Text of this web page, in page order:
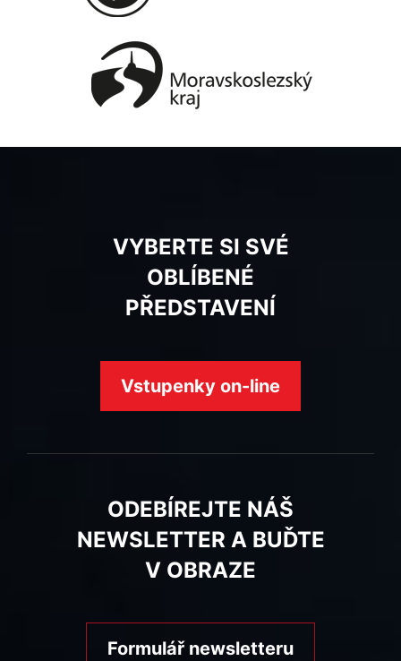
VYBERTE SI SVÉ
OBLÍBENÉ
PŘEDSTAVENÍ
Vstupenky on-line
ODEBÍREJTE NÁŠ
NEWSLETTER A BUĎTE
V OBRAZE
Formulář newsletteru